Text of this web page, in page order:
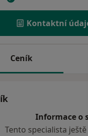
Kontaktní
Ceník
Informace o
Tento specialista